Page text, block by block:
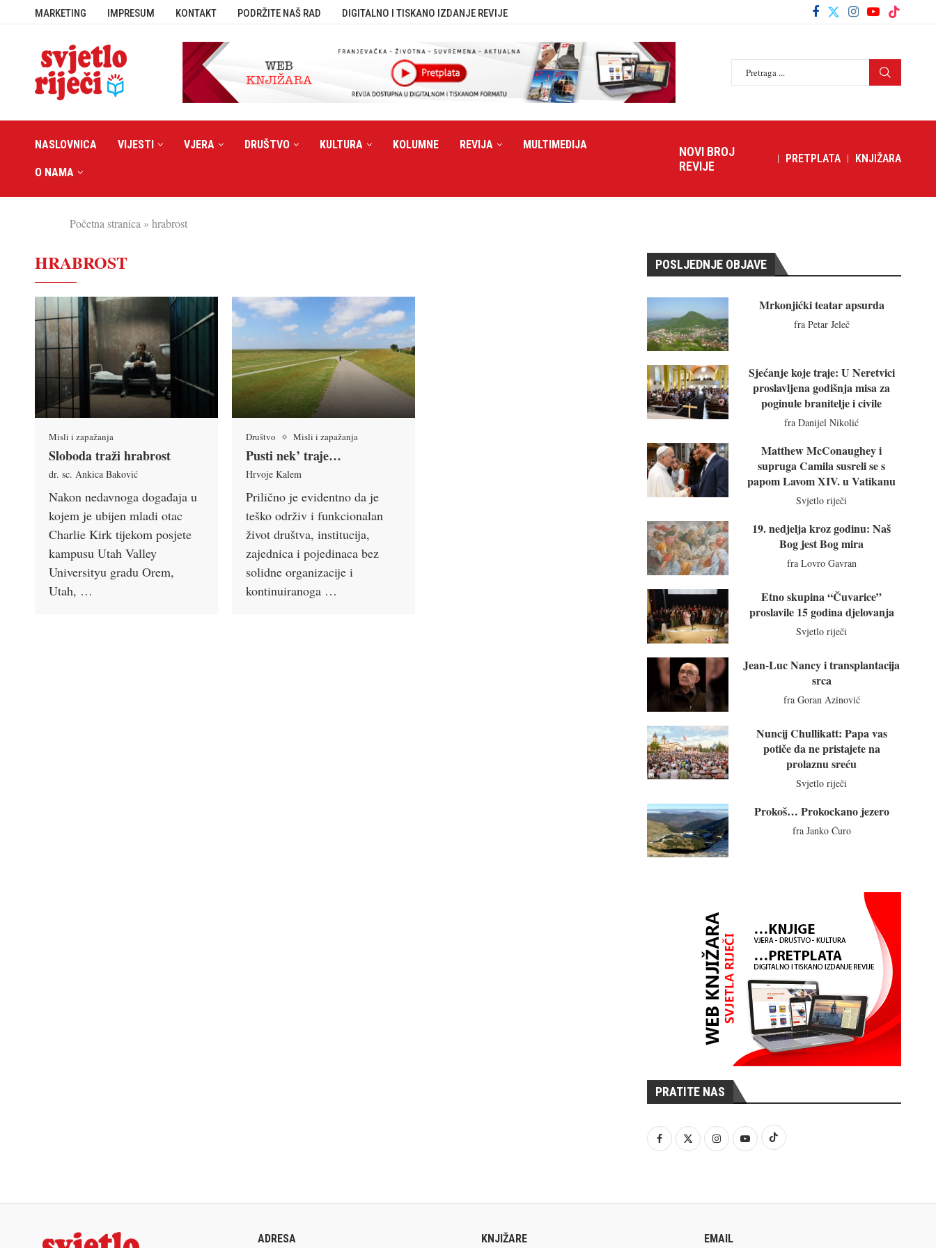
MARKETING IMPRESUM KONTAKT PODRŽITE NAŠ RAD DIGITALNO I TISKANO IZDANJE REVIJE
NASLOVNICA VIJESTI VJERA DRUŠTVO KULTURA KOLUMNE REVIJA MULTIMEDIJA
O NAMA
NOVI BROJ
REVIJE
PRETPLATA KNJIŽARA
Početna stranica » hrabrost
HRABROST
Misli i zapažanja
Sloboda traži hrabrost
dr. sc. Ankica Baković
Nakon nedavnoga događaja u
kojem je ubijen mladi otac
Charlie Kirk tijekom posjete
kampusu Utah Valley
Universityu gradu Orem,
Utah, …
Društvo Misli i zapažanja
Pusti nek’ traje…
Hrvoje Kalem
Prilično je evidentno da je
teško održiv i funkcionalan
život društva, institucija,
zajednica i pojedinaca bez
solidne organizacije i
kontinuiranoga …
POSLJEDNJE OBJAVE
Mrkonjićki teatar apsurda
fra Petar Jeleč
Sjećanje koje traje: U Neretvici
proslavljena godišnja misa za
poginule branitelje i civile
fra Danijel Nikolić
Matthew McConaughey i
supruga Camila susreli se s
papom Lavom XIV. u Vatikanu
Svjetlo riječi
19. nedjelja kroz godinu: Naš
Bog jest Bog mira
fra Lovro Gavran
Etno skupina “Čuvarice”
proslavile 15 godina djelovanja
Svjetlo riječi
Jean-Luc Nancy i transplantacija
srca
fra Goran Azinović
Nuncij Chullikatt: Papa vas
potiče da ne pristajete na
prolaznu sreću
Svjetlo riječi
Prokoš… Prokockano jezero
fra Janko Ćuro
PRATITE NAS
ADRESA KNJIŽARE EMAIL